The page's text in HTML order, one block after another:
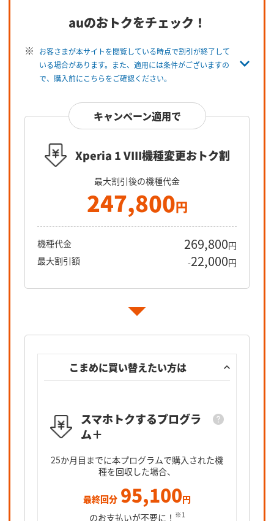
auのおトクをチェック！
お客さまが本サイトを閲覧している時点で割引が終了して
いる場合があります。また、適用には条件がございますの
で、購入前にこちらをご確認ください。
キャンペーン適用で
Xperia 1 VIII機種変更おトク割
最大割引後の機種代金
247,800円
機種代金 269,800円
最大割引額
-22,000円
こまめに買い替えたい方は
スマホトクするプログラ
ム＋
25か月目までに本プログラムで購入された機
種を回収した場合、
最終回分 95,100円
のお支払いが不要に！ ※1